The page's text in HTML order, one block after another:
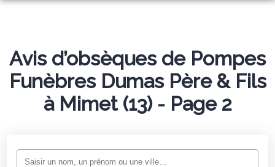
SERVICES AUX FAMILLES
MONUMENTS FUNÉRAIRES
NOTRE AGENCE
Avis d’obsèques de Pompes
Funèbres Dumas Père & Fils
à Mimet (13) - Page 2